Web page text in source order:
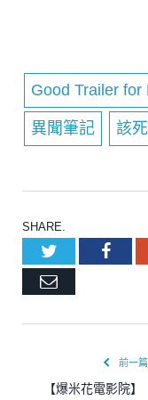
Good Trailer for
異聞筆記 該
SHARE.
Twitter
Email
前一
【爆米花電影院】